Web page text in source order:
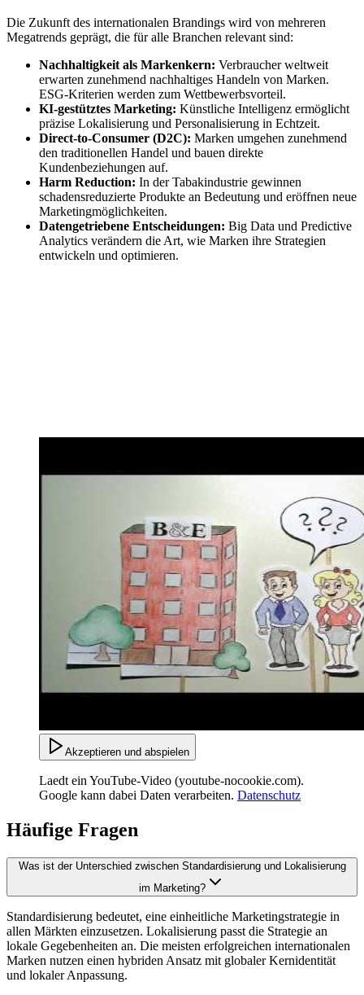
Die Zukunft des internationalen Brandings wird von mehreren
Megatrends geprägt, die für alle Branchen relevant sind:
Nachhaltigkeit als Markenkern: Verbraucher weltweit
erwarten zunehmend nachhaltiges Handeln von Marken.
ESG-Kriterien werden zum Wettbewerbsvorteil.
KI-gestütztes Marketing: Künstliche Intelligenz ermöglicht
präzise Lokalisierung und Personalisierung in Echtzeit.
Direct-to-Consumer (D2C): Marken umgehen zunehmend
den traditionellen Handel und bauen direkte
Kundenbeziehungen auf.
Harm Reduction: In der Tabakindustrie gewinnen
schadensreduzierte Produkte an Bedeutung und eröffnen neue
Marketingmöglichkeiten.
Datengetriebene Entscheidungen: Big Data und Predictive
Analytics verändern die Art, wie Marken ihre Strategien
entwickeln und optimieren.
Akzeptieren und abspielen
Laedt ein YouTube-Video (youtube-nocookie.com).
Google kann dabei Daten verarbeiten. Datenschutz
Häufige Fragen
Was ist der Unterschied zwischen Standardisierung und Lokalisierung
im Marketing?
Standardisierung bedeutet, eine einheitliche Marketingstrategie in
allen Märkten einzusetzen. Lokalisierung passt die Strategie an
lokale Gegebenheiten an. Die meisten erfolgreichen internationalen
Marken nutzen einen hybriden Ansatz mit globaler Kernidentität
und lokaler Anpassung.